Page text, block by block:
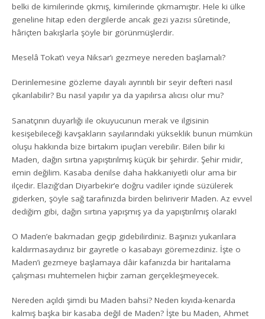
belki de kimilerinde çıkmış, kimilerinde çıkmamıştır. Hele ki ülke
geneline hitap eden dergilerde ancak gezi yazısı sûretinde,
hâriçten bakışlarla şöyle bir görünmüşlerdir.
Meselâ Tokat’ı veya Niksar’ı gezmeye nereden başlamalı?
Derinlemesine gözleme dayalı ayrıntılı bir seyir defteri nasıl
çıkarılabilir? Bu nasıl yapılır ya da yapılırsa alıcısı olur mu?
Sanatçının duyarlığı ile okuyucunun merak ve ilgisinin
kesişebileceği kavşakların sayılarındaki yükseklik bunun mümkün
oluşu hakkında bize birtakım ipuçları verebilir. Bilen bilir ki
Maden, dağın sırtına yapıştırılmış küçük bir şehirdir. Şehir midir,
emin değilim. Kasaba denilse daha hakkaniyetli olur ama bir
ilçedir. Elazığ’dan Diyarbekir’e doğru vadiler içinde süzülerek
giderken, şöyle sağ tarafınızda birden beliriverir Maden. Az evvel
dediğim gibi, dağın sırtına yapışmış ya da yapıştırılmış olarak!
O Maden’e bakmadan geçip gidebilirdiniz. Başınızı yukarılara
kaldırmasaydınız bir gayretle o kasabayı göremezdiniz. İşte o
Maden’i gezmeye başlamaya dâir kafanızda bir haritalama
çalışması muhtemelen hiçbir zaman gerçekleşmeyecek.
Nereden açıldı şimdi bu Maden bahsi? Neden kıyıda-kenarda
kalmış başka bir kasaba değil de Maden? İşte bu Maden, Ahmet